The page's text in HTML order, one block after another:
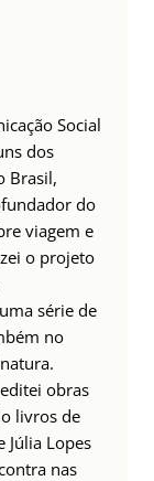
Social
dos
Brasil,
do
viagem e
o projeto
série de
no
obras
livros de
Júlia Lopes
nas